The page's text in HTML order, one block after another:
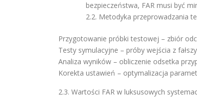
bezpieczeństwa, FAR musi być
2.2. Metodyka przeprowadzania
Przygotowanie próbki testowej – zbiór
Testy symulacyjne – próby wejścia z
Analiza wyników – obliczenie odsetka
Korekta ustawień – optymalizacja
2.3. Wartości FAR w luksusowych